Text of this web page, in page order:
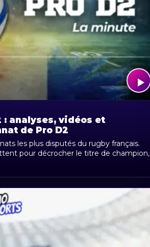
: analyses, vidéos et
de Pro D2
les plus disputés du rugby français.
pour décrocher le titre de champion,